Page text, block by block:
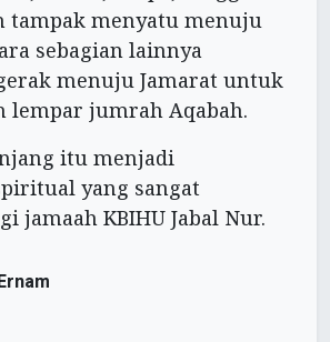
tampak menyatu menuju
sebagian lainnya
menuju Jamarat untuk
lempar jumrah Aqabah.
itu menjadi
yang sangat
jamaah KBIHU Jabal Nur.